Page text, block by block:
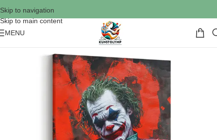
Skip to navigation
Skip to main content
MENU